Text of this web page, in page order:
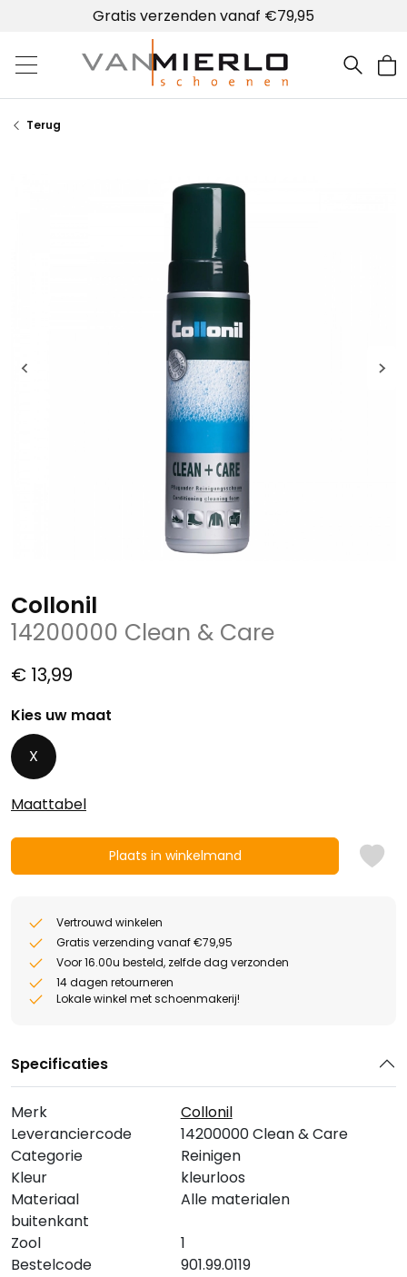
Gratis verzenden vanaf €79,95
Home | Van Mierlo schoenen
Terug
Collonil
14200000 Clean & Care
€ 13,99
Kies uw maat
X
Maattabel
Plaats in winkelmand
Vertrouwd winkelen
Gratis verzending vanaf €79,95
Voor 16.00u besteld, zelfde dag verzonden
14 dagen retourneren
Lokale winkel met schoenmakerij!
Specificaties
Merk
Collonil
Leveranciercode
14200000 Clean & Care
Categorie
Reinigen
Kleur
kleurloos
Materiaal
buitenkant
Alle materialen
Zool
1
Bestelcode
901.99.0119